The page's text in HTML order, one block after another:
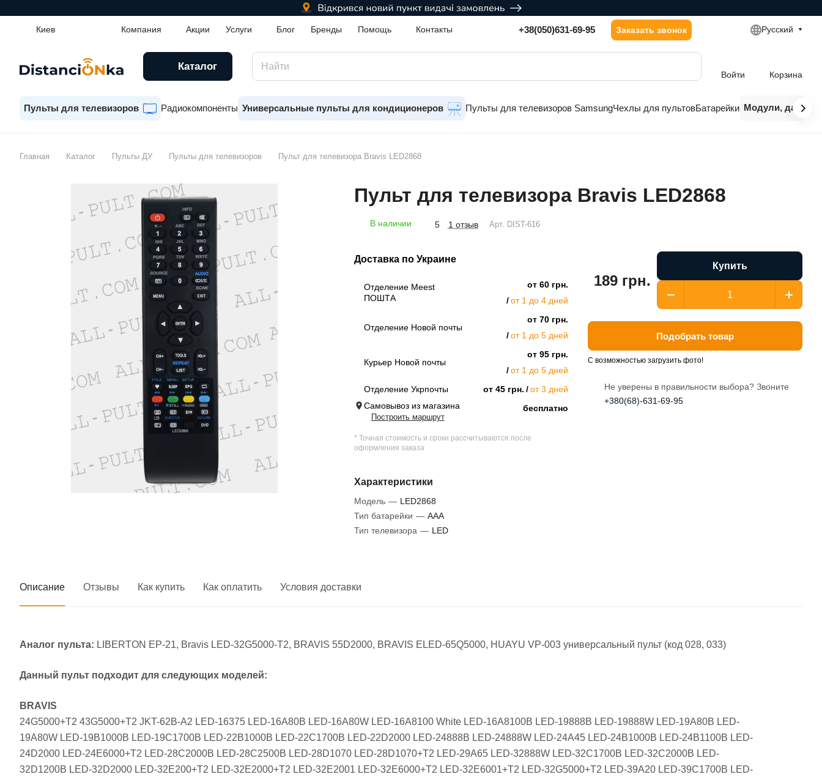
Киев Компания Акции Услуги Блог Бренды Помощь Контакты +38(050)631-69-95 Заказать звонок Русский
Каталог
Войти Корзина
Пульты для телевизоров Радиокомпоненты Универсальные пульты для кондиционеров Пульты для телевизоров SamsungЧехлы для пультовБатарейки Модули,
Главная Каталог Пульты ДУ Пульты для телевизоров Пульт для телевизора Bravis LED2868
Пульт для телевизора Bravis LED2868
В наличии 5 1 отзыв Арт. DIST-616
Доставка по Украине
Отделение Meest
ПОШТА
от 60 грн.
от 1 до 4 дней
Отделение Новой почты
от 70 грн.
от 1 до 5 дней
Курьер Новой почты
от 95 грн.
от 1 до 5 дней
Отделение Укрпочты
от 45 грн.
от 3 дней
Самовывоз из магазина
Построить маршрут
бесплатно
* Точная стоимость и сроки рассчитываются после
оформления заказа
Характеристики
Модель — LED2868
Тип батарейки — AAA
Тип телевизора — LED
189 грн.
Купить
Подобрать товар
С возможностью загрузить фото!
Не уверены в правильности выбора? Звоните
+380(68)-631-69-95
Описание Отзывы Как купить Как оплатить Условия доставки
Аналог пульта: LIBERTON EP-21, Bravis LED-32G5000-T2, BRAVIS 55D2000, BRAVIS ELED-65Q5000, HUAYU VP-003 универсальный пульт (код 028, 033)
Данный пульт подходит для следующих моделей:
BRAVIS
24G5000+T2 43G5000+T2 JKT-62B-A2 LED-16375 LED-16A80B LED-16A80W LED-16A8100 White LED-16A8100B LED-19888B LED-19888W LED-19A80B LED-
19A80W LED-19B1000B LED-19C1700B LED-22B1000B LED-22C1700B LED-22D2000 LED-24888B LED-24888W LED-24A45 LED-24B1000B LED-24B1100B LED-
24D2000 LED-24E6000+T2 LED-28C2000B LED-28C2500B LED-28D1070 LED-28D1070+T2 LED-29A65 LED-32888W LED-32C1700B LED-32C2000B LED-
32D1200B LED-32D2000 LED-32E200+T2 LED-32E2000+T2 LED-32E2001 LED-32E6000+T2 LED-32E6001+T2 LED-32G5000+T2 LED-39A20 LED-39C1700B LED-